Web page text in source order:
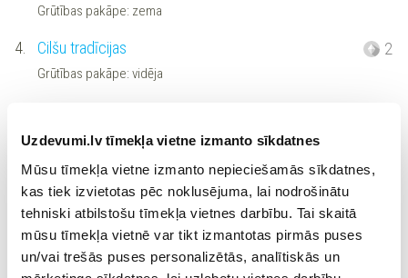
Uzdevumi.lv tīmekļa vietne izmanto sīkdatnes
Mūsu tīmekļa vietne izmanto nepieciešamās sīkdatnes,
kas tiek izvietotas pēc noklusējuma, lai nodrošinātu
tehniski atbilstošu tīmekļa vietnes darbību. Tai skaitā
mūsu tīmekļa vietnē var tikt izmantotas pirmās puses
un/vai trešās puses personalizētās, analītiskās un
Grūtības pakāpe: zema
4. Cilšu tradīcijas
Grūtības pakāpe: vidēja
2
Grūtības pakāpe: zema
6. Ezerpilis
Grūtības pakāpe: vidēja
7. Senlatviešu reliģijas formas
Grūtības pakāpe: vidēja